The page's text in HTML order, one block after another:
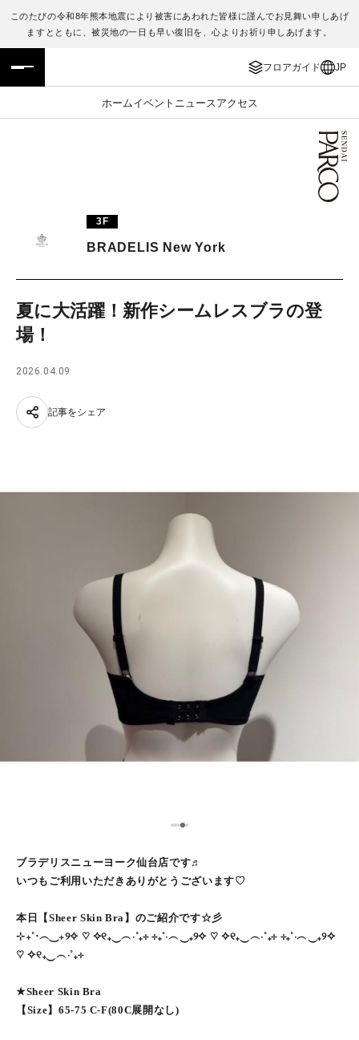
このたびの令和8年熊本地震により被害にあわれた皆様に謹んでお見舞い申しあげ
ますとともに、被災地の一日も早い復旧を、心よりお祈り申しあげます。
フロアガイド JP
ホームイベント ニュース アクセス
フロアガイド
施設案内・アクセス
TAX FREE
JP
ENGLISH
繁体字
日本語
3F
BRADELIS New York
夏に大活躍！新作シームレスブラの登
場！
2026.04.09
記事をシェア
1234
ブラデリスニューヨーク仙台店です♬
いつもご利用いただきありがとうございます♡
本日【Sheer Skin Bra】のご紹介です☆彡
⊹₊˚‧︵‿₊୨✧ ♡ ✧୧₊‿︵‧˚₊⊹ ⊹₊˚‧︵‿₊୨✧ ♡ ✧୧₊‿︵‧˚₊⊹ ⊹₊˚‧︵‿₊୨✧
♡ ✧୧₊‿︵‧˚₊⊹
★Sheer Skin Bra
【Size】65-75 C-F(80C展開なし)